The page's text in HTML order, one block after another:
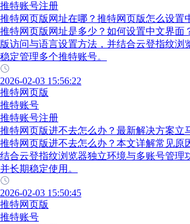
推特账号注册
推特网页版网址在哪？推特网页版怎么设置
推特网页版网址是多少？如何设置中文界面
版访问与语言设置方法，并结合云登指纹浏
稳定管理多个推特账号。
2026-02-03 15:56:22
推特网页版
推特账号
推特账号注册
推特网页版进不去怎么办？最新解决方案立
推特网页版进不去怎么办？本文详解常见原
结合云登指纹浏览器独立环境与多账号管理
并长期稳定使用。
2026-02-03 15:50:45
推特网页版
推特账号